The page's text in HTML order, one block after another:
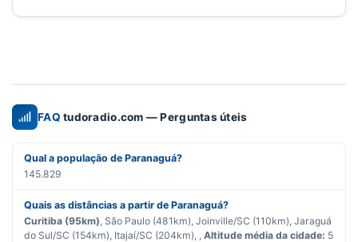
FAQ tudoradio.com — Perguntas úteis
Qual a população de Paranaguá?
145.829
Quais as distâncias a partir de Paranaguá?
Curitiba (95km) , São Paulo (481km), Joinville/SC (110km), Jaraguá
do Sul/SC (154km), Itajaí/SC (204km), , Altitude média da cidade: 5